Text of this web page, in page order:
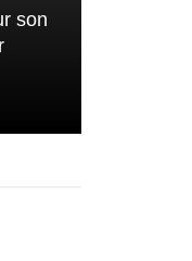
son